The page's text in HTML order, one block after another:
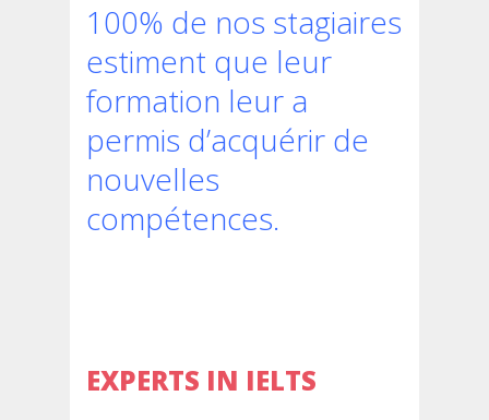
100% de nos stagiaires
estiment que leur
formation leur a
permis d’acquérir de
nouvelles
compétences.
EXPERTS IN IELTS